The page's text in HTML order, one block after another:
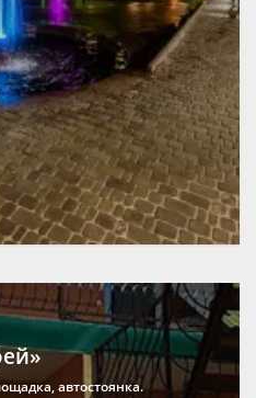
автостоянка.